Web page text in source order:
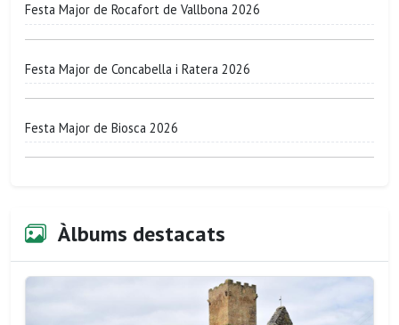
Festa Major de Rocafort de Vallbona 2026
Festa Major de Concabella i Ratera 2026
Festa Major de Biosca 2026
Àlbums destacats